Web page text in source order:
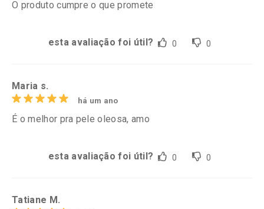
O produto cumpre o que promete
esta avaliação foi útil? 0 0
Maria s.
há um ano
É o melhor pra pele oleosa, amo
esta avaliação foi útil? 0 0
Tatiane M.